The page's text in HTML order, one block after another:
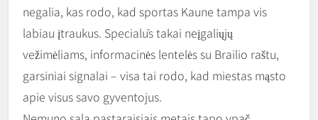
negalia, kas rodo, kad sportas Kaune tampa vis
labiau įtraukus. Specialūs takai neįgaliųjų
vežimėliams, informacinės lentelės su Brailio raštu,
garsiniai signalai – visa tai rodo, kad miestas mąsto
apie visus savo gyventojus.